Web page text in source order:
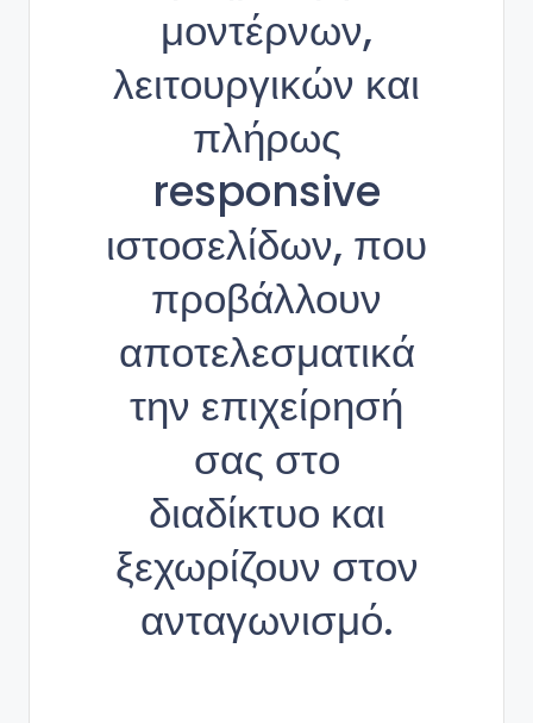
μοντέρνων,
λειτουργικών και
πλήρως
responsive
ιστοσελίδων, που
προβάλλουν
αποτελεσματικά
την επιχείρησή
σας στο
διαδίκτυο και
ξεχωρίζουν στον
ανταγωνισμό.